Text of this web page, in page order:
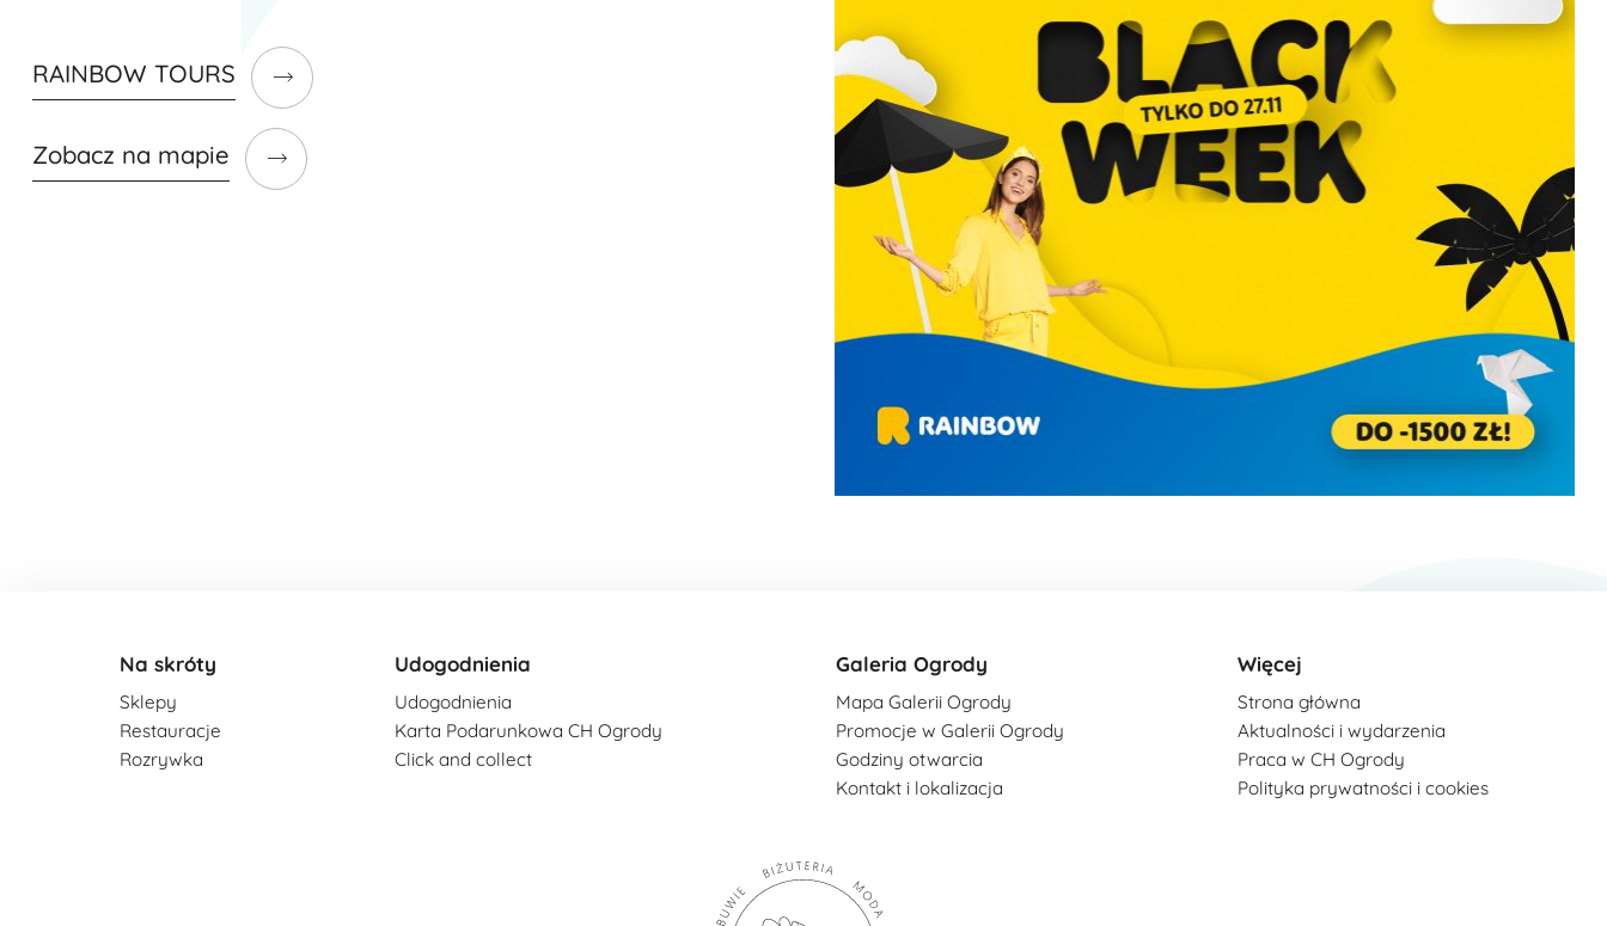
RAINBOW TOURS
Zobacz na mapie
Na skróty
Sklepy
Restauracje
Rozrywka
Udogodnienia
Udogodnienia
Karta Podarunkowa CH Ogrody
Click and collect
Galeria Ogrody
Mapa Galerii Ogrody
Promocje w Galerii Ogrody
Godziny otwarcia
Kontakt i lokalizacja
Więcej
Strona główna
Aktualności i wydarzenia
Praca w CH Ogrody
Polityka prywatności i cookies